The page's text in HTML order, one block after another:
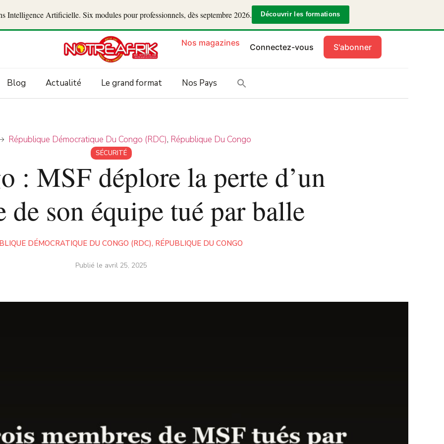
Artificielle. Six modules pour professionnels, dès septembre 2026. Découvrir les formations
Nos magazines Connectez-vous S'abonner
Blog Actualité Le grand format Nos Pays
République Démocratique Du Congo (RDC), République Du Congo
SÉCURITÉ
: MSF déplore la perte d’un
de son équipe tué par balle
DÉMOCRATIQUE DU CONGO (RDC), RÉPUBLIQUE DU CONGO
Publié le avril 25, 2025